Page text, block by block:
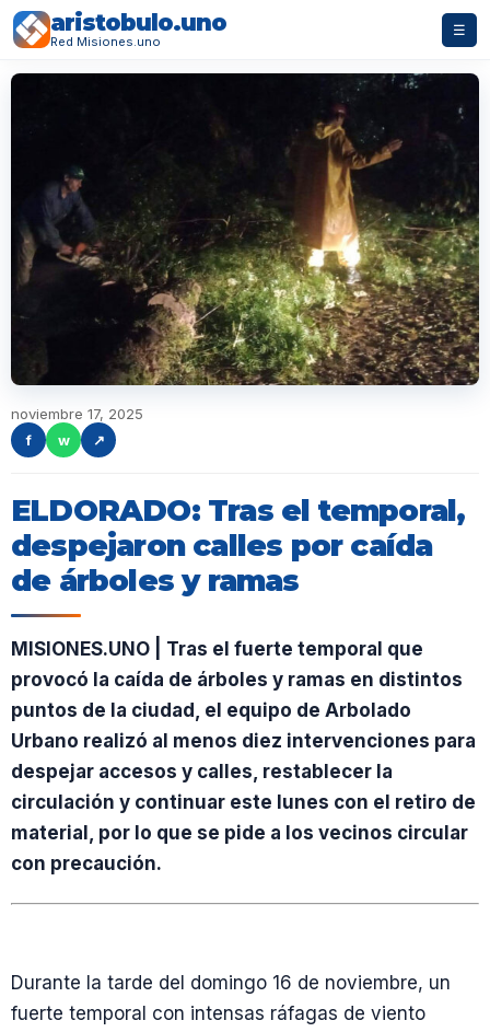
aristobulo.uno
Red Misiones.uno
☰
noviembre 17, 2025
f
w ↗
ELDORADO: Tras el temporal,
despejaron calles por caída
de árboles y ramas
MISIONES.UNO | Tras el fuerte temporal que
provocó la caída de árboles y ramas en distintos
puntos de la ciudad, el equipo de Arbolado
Urbano realizó al menos diez intervenciones para
despejar accesos y calles, restablecer la
circulación y continuar este lunes con el retiro de
material, por lo que se pide a los vecinos circular
con precaución.
Durante la tarde del domingo 16 de noviembre, un
fuerte temporal con intensas ráfagas de viento